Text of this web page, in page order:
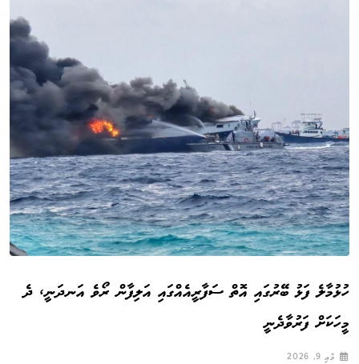
ހުޅުމާލެ ފަޅު ބޭރުގައި އޮތް ސަފާރީއެއްގައި އަލިފާން ރޯވެ އަނދަނީ، ދެ
މީހަކަށް ފަރުވާދެނީ
މެއި 9, 2026